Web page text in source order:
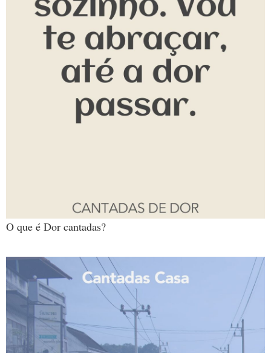
O que é Dor cantadas?